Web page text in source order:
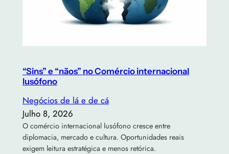
“Sins” e “nãos” no Comércio internacional
lusófono
Negócios de lá e de cá
Julho 8, 2026
O comércio internacional lusófono cresce entre
diplomacia, mercado e cultura. Oportunidades reais
exigem leitura estratégica e menos retórica.